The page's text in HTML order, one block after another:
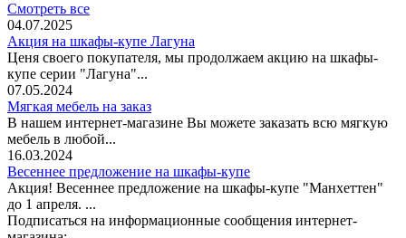
Смотреть все
04.07.2025
Акция на шкафы-купе Лагуна
Ценя своего покупателя, мы продолжаем акцию на шкафы-
купе серии "Лагуна"...
07.05.2024
Мягкая мебель на заказ
В нашем интернет-магазине Вы можете заказать всю мягкую
мебель в любой...
16.03.2024
Весеннее предложение на шкафы-купе
Акция! Весеннее предложение на шкафы-купе "Манхеттен"
до 1 апреля. ...
Подписаться на информационные сообщения интернет-